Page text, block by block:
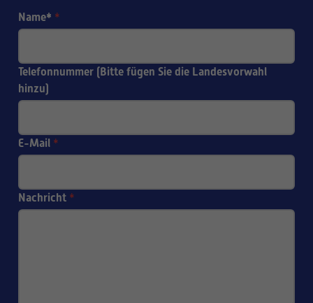
Name* *
Telefonnummer (Bitte fügen Sie die Landesvorwahl
hinzu)
E-Mail *
Nachricht *